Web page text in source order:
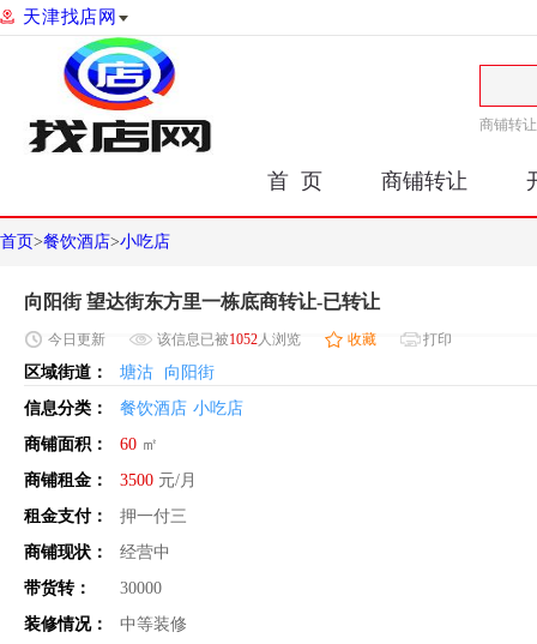
天津找店网
商铺转让
首 页 商铺转让
首页>餐饮酒店>小吃店
向阳街 望达街东方里一栋底商转让-已转让
今日 更新 该信息已被1052人浏览 收藏 打印
区域街道： 塘沽
向阳街
信息分类：
餐饮酒店 小吃店
商铺面积：
60 ㎡
商铺租金：
3500 元/月
租金支付：
押一付三
商铺现状：
经营中
带货转：
30000
装修情况：
中等装修